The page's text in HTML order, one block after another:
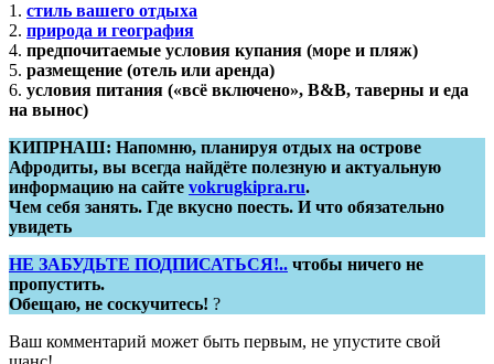
1. стиль вашего отдыха
2. природа и география
4. предпочитаемые условия купания (море и пляж)
5. размещение (отель или аренда)
6. условия питания («всё включено», B&B, таверны и еда
на вынос)
КИПРНАШ: Напомню, планируя отдых на острове
Афродиты, вы всегда найдёте полезную и актуальную
информацию на сайте vokrugkipra.ru.
Чем себя занять. Где вкусно поесть. И что обязательно
увидеть
НЕ ЗАБУДЬТЕ ПОДПИСАТЬСЯ!.. чтобы ничего не
пропустить.
Обещаю, не соскучитесь! ?
Ваш комментарий может быть первым, не упустите свой